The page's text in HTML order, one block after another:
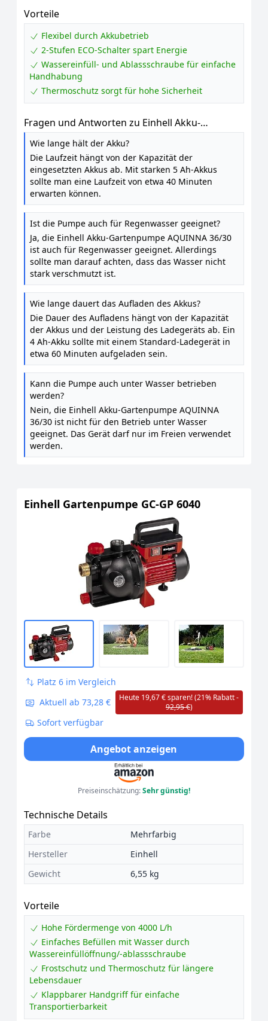
Vorteile
Flexibel durch Akkubetrieb
2-Stufen ECO-Schalter spart Energie
Wassereinfüll- und Ablassschraube für einfache
Handhabung
Thermoschutz sorgt für hohe Sicherheit
Fragen und Antworten zu Einhell Akku-
Gartenpumpe AQUINNA 36 / 30
Wie lange hält der Akku?
Die Laufzeit hängt von der Kapazität der
eingesetzten Akkus ab. Mit starken 5 Ah-Akkus
sollte man eine Laufzeit von etwa 40 Minuten
erwarten können.
Ist die Pumpe auch für Regenwasser geeignet?
Ja, die Einhell Akku-Gartenpumpe AQUINNA 36/30
ist auch für Regenwasser geeignet. Allerdings
sollte man darauf achten, dass das Wasser nicht
stark verschmutzt ist.
Wie lange dauert das Aufladen des Akkus?
Die Dauer des Aufladens hängt von der Kapazität
der Akkus und der Leistung des Ladegeräts ab. Ein
4 Ah-Akku sollte mit einem Standard-Ladegerät in
etwa 60 Minuten aufgeladen sein.
Kann die Pumpe auch unter Wasser betrieben
werden?
Nein, die Einhell Akku-Gartenpumpe AQUINNA
36/30 ist nicht für den Betrieb unter Wasser
geeignet. Das Gerät darf nur im Freien verwendet
werden.
Einhell Gartenpumpe GC-GP 6040
Platz 6 im Vergleich
Aktuell ab 73,28 €
Heute 19,67 € sparen! (21% Rabatt -
92,95 €)
Sofort verfügbar
Angebot anzeigen
Preiseinschätzung:Sehr günstig!
Technische Details
Farbe
Mehrfarbig
Hersteller
Einhell
Gewicht
6,55 kg
Vorteile
Hohe Fördermenge von 4000 L/h
Einfaches Befüllen mit Wasser durch
Wassereinfüllöffnung/-ablassschraube
Frostschutz und Thermoschutz für längere
Lebensdauer
Klappbarer Handgriff für einfache
Transportierbarkeit